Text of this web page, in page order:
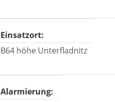
Einsatzort:
B64 höhe Unterfladnitz
Alarmierung: